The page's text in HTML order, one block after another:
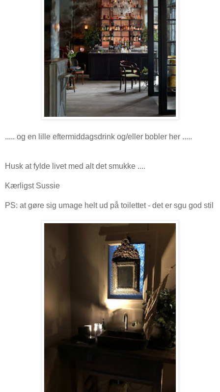
..... og en lille eftermiddagsdrink og/eller bobler her .....
Husk at fylde livet med alt det smukke ....
Kærligst Sussie
PS: at gøre sig umage helt ud på toilettet - det er sgu god stil